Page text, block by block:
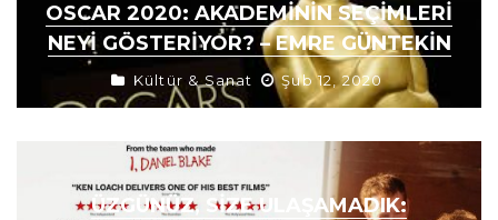
OSCAR 2020: AKADEMININ SEÇIMLERI
NEYI GÖSTERIYOR? – EMRE GÜNTEKIN
Kültür & Sanat Şub 12, 2020
ÜZGÜNÜZ, SIZE ULAŞAMADIK: